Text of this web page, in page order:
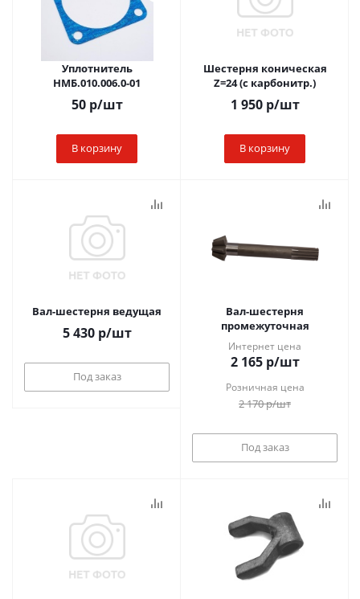
Уплотнитель
НМБ.010.006.0-01
50р/шт
В корзину
Шестерня коническая
Z=24 (с карбонитр.)
1 950р/шт
В корзину
Вал-шестерня ведущая
5 430р/шт
Под заказ
Вал-шестерня
промежуточная
Интернет цена
2 165р/шт
Розничная цена
2 170р/шт
Под заказ